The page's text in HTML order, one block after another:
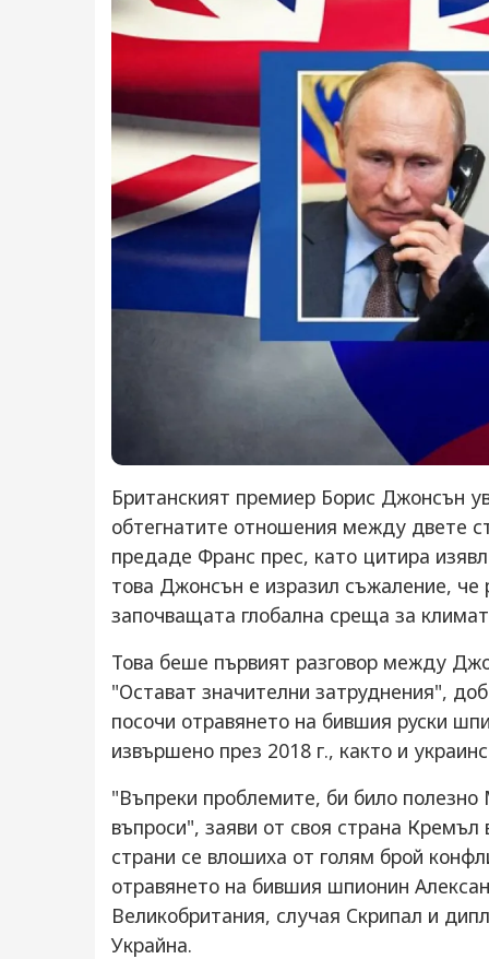
Британският премиер Борис Джонсън
обтегнатите отношения между двете
предаде Франс прес, като цитира
това Джонсън е изразил съжаление, че
започващата глобална среща за
Това беше първият разговор между
"Остават значителни затруднения",
посочи отравянето на бившия руски
извършено през 2018 г., както и
"Въпреки проблемите, би било
въпроси", заяви от своя страна
страни се влошиха от голям брой
отравянето на бившия шпионин
Великобритания, случая Скрипал и
Украйна.